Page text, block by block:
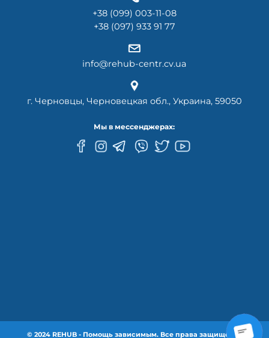
+38 (099) 003-11-08
+38 (097) 933 91 77
info@rehub-centr.cv.ua
г. Черновцы, Черновецкая обл., Украина, 59050
Мы в мессенджерах:
© 2024 REHUB - Помощь зависимым. Все права защищены.